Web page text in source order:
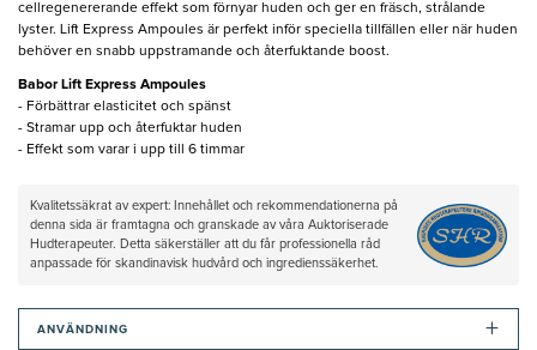
cellregenererande effekt som förnyar huden och ger en fräsch, strålande
lyster. Lift Express Ampoules är perfekt inför speciella tillfällen eller när huden
behöver en snabb uppstramande och återfuktande boost.
Babor Lift Express Ampoules​
- Förbättrar elasticitet och spänst
- Stramar upp och återfuktar huden
- Effekt som varar i upp till 6 timmar
Kvalitetssäkrat av expert: Innehållet och rekommendationerna på
denna sida är framtagna och granskade av våra Auktoriserade
Hudterapeuter. Detta säkerställer att du får professionella råd
anpassade för skandinavisk hudvård och ingredienssäkerhet.
ANVÄNDNING +